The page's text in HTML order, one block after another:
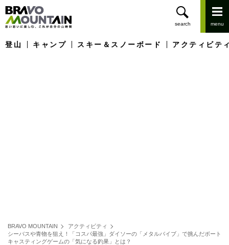
登山 キャンプ スキー＆スノーボード アクティビテ
BRAVO MOUNTAIN
アクティビティ
シーバスや青物を狙え！「コスパ最強」ダイソーの「メタルバイブ」で挑んだボート
キャスティングゲームの「気になる釣果」とは？